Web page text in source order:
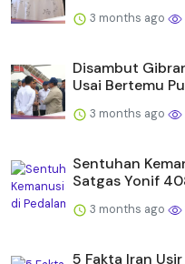
3 months ago
Disambut
Usai Bertemu
3 months ago
Sentuhan
Satgas Yonif
3 months ago
5 Fakta Iran